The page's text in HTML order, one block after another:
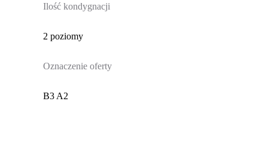
Ilość kondygnacji
2 poziomy
Oznaczenie oferty
B3 A2